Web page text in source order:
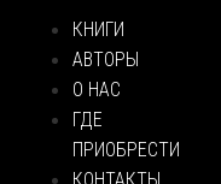
КНИГИ
АВТОРЫ
О НАС
ГДЕ
ПРИОБРЕСТИ